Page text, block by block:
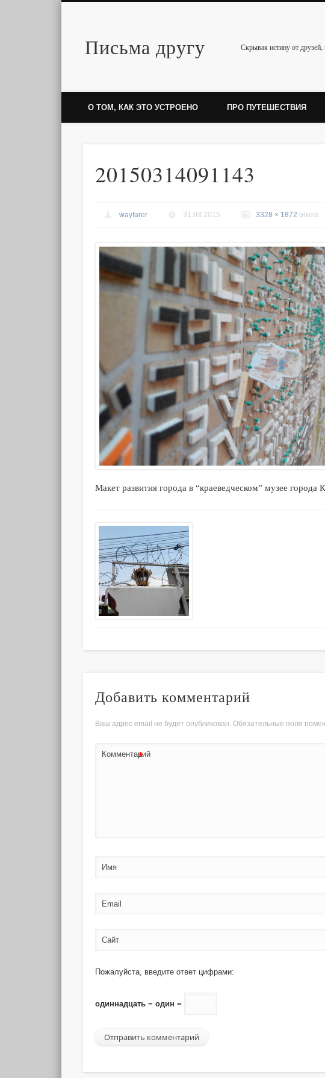
Письма другу Скрывая истину от
Twitter
О ТОМ, КАК ЭТО УСТРОЕНО ПРО ПУТЕШЕСТВИЯ
20150314091143
wayfarer 31.03.2015 3328 × 1872 pixels
Макет развития города в “краеведческом” музее города
Добавить комментарий
Ваш адрес email не будет опубликован. Обязательные поля
Комментарий
*
Имя
Email
Сайт
Пожалуйста, введите ответ цифрами:
одиннадцать − один =